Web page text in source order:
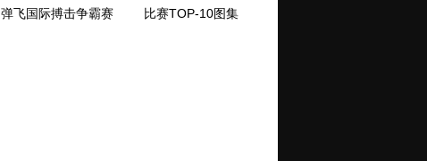
弹飞国际搏击争霸赛
比赛TOP-10图集